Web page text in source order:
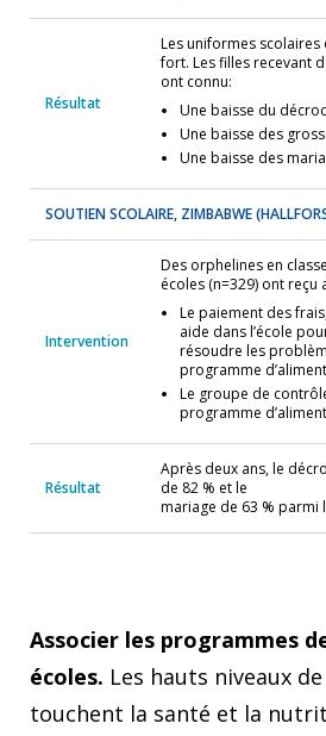
Résultat
Les uniformes scolaires
fort. Les filles recevant
ont connu:
Une baisse du
Une baisse des
Une baisse des
SOUTIEN SCOLAIRE, ZIMBABWE
Intervention
Des orphelines en
écoles (n=329) ont reçu
Le paiement des
aide dans l’école
résoudre les
programme
Le groupe de
programme
Résultat
Après deux ans, le
de 82 % et le
mariage de 63 % parmi
Associer les programmes
écoles. Les hauts niveaux
touchent la santé et la